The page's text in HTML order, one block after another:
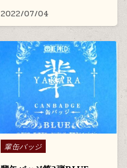
2022/07/04
Posted in
輩缶バッジ